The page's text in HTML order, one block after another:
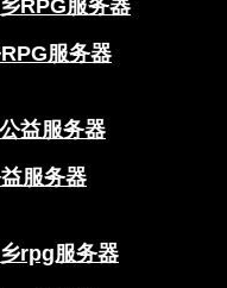
服务器
服务器